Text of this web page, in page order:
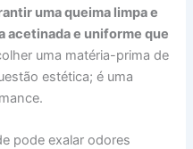
uma queima limpa e
acetinada e uniforme que
uma matéria-prima de
estética; é uma
pode exalar odores